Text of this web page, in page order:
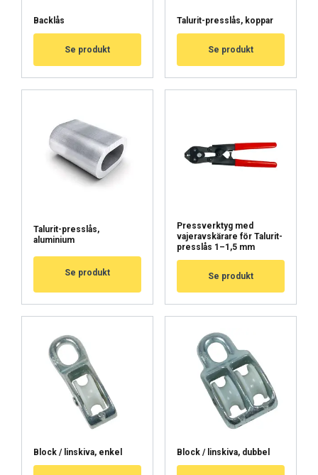
Backlås
Se produkt
Talurit-presslås, koppar
Se produkt
Talurit-presslås,
aluminium
Se produkt
Pressverktyg med
vajeravskärare för Talurit-
presslås 1–1,5 mm
Se produkt
Block / linskiva, enkel Block / linskiva, dubbel
Luokittelemattomat
HYLKÄÄ KAIKKI
Cookie Policy